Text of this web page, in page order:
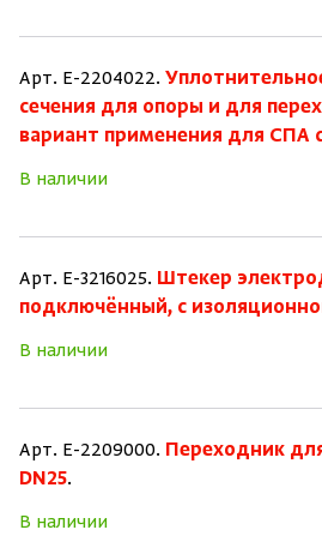
Арт. E-2204022.
сечения для опоры и для
вариант применения для СПА
В наличии
Арт. E-3216025. Штекер
подключённый, с
В наличии
Арт. E-2209000. Переходник
DN25.
В наличии